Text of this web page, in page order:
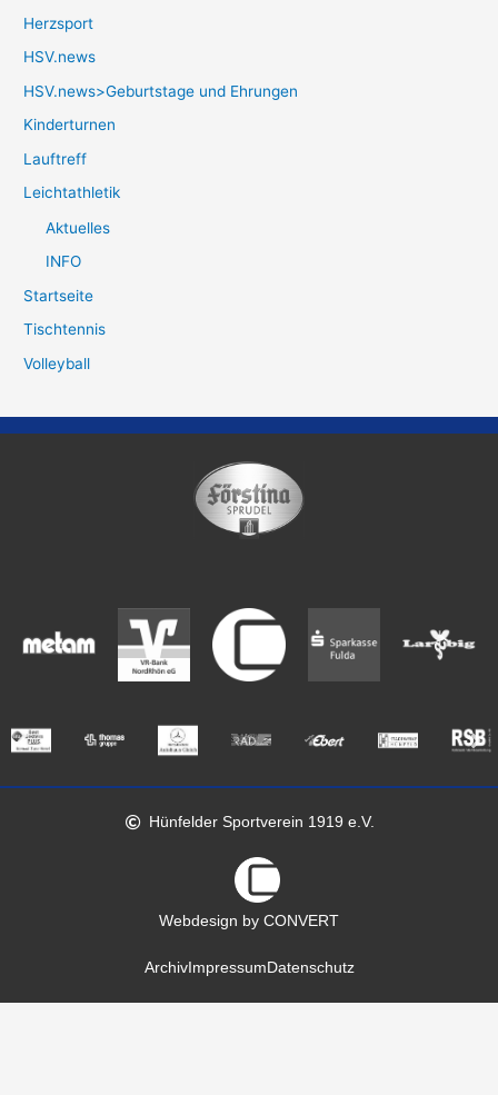
Herzsport
HSV.news
HSV.news>Geburtstage und Ehrungen
Kinderturnen
Lauftreff
Leichtathletik
Aktuelles
INFO
Startseite
Tischtennis
Volleyball
Hünfelder Sportverein 1919 e.V.
Webdesign by CONVERT
ArchivImpressum Datenschutz